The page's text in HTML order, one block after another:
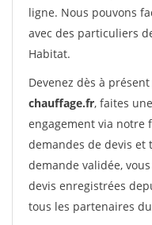
ligne. Nous pouvons
avec des particuliers
Habitat.
Devenez dès à
chauffage.fr, faites
engagement via notre
demandes de devis et
demande validée,
devis enregistrées
tous les partenaires